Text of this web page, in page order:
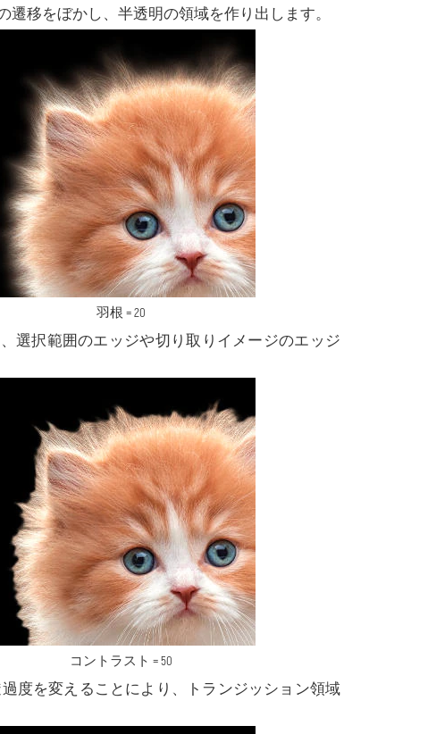
移をぼかし、半透明の領域を作り出します。
羽根 = 20
選択範囲のエッジや切り取りイメージのエッジ
コントラスト = 50
過度を変えることにより、トランジッション領域